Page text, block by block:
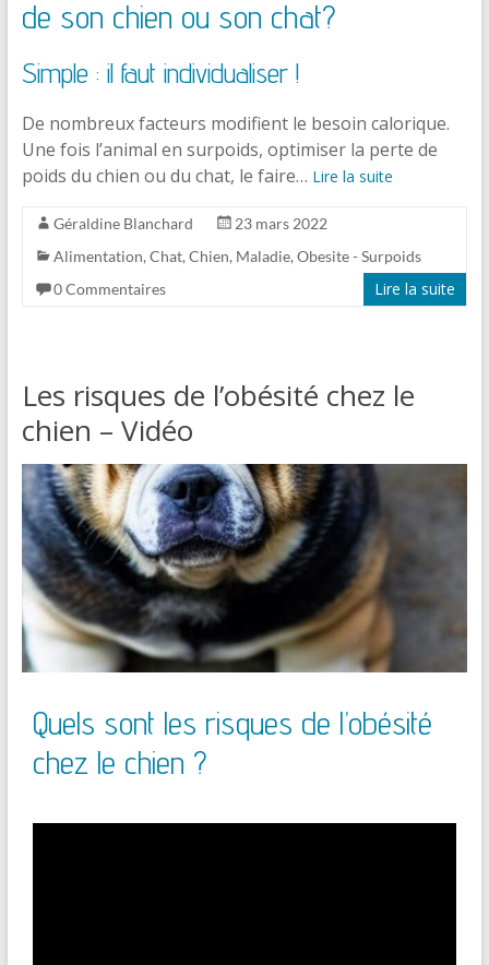
de son chien ou son chat?
Simple : il faut individualiser !
De nombreux facteurs modifient le besoin calorique.
Une fois l’animal en surpoids, optimiser la perte de
poids du chien ou du chat, le faire… Lire la suite
Géraldine Blanchard
23 mars 2022
Alimentation,Chat,Chien, Maladie,Obesite - Surpoids
0 Commentaires
Lire la suite
Les risques de l’obésité chez le
chien – Vidéo
Quels sont les risques de l’obésité
chez le chien ?